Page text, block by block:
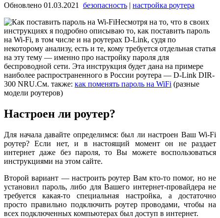
Обновлено 01.03.2021 безопасность | настройка роутера
Несмотря на то, что в своих
инструкциях я подробно описываю то, как поставить пароль
на Wi-Fi, в том числе и на роутерах D-Link, судя по
некоторому анализу, есть и те, кому требуется отдельная статья
на эту тему — именно про настройку пароля для
беспроводной сети. Эта инструкция будет дана на примере
наиболее распространенного в России роутера — D-Link DIR-
300 NRU.См. также: как поменять пароль на WiFi (разные
модели роутеров)
Настроен ли роутер?
Для начала давайте определимся: был ли настроен Ваш Wi-Fi
роутер? Если нет, и в настоящий момент он не раздает
интернет даже без пароля, то Вы можете воспользоваться
инструкциями на этом сайте.
Второй вариант — настроить роутер Вам кто-то помог, но не
установил пароль, либо для Вашего интернет-провайдера не
требуется какая-то специальная настройка, а достаточно
просто правильно подключить роутер проводами, чтобы на
всех подключенных компьютерах был доступ в интернет.